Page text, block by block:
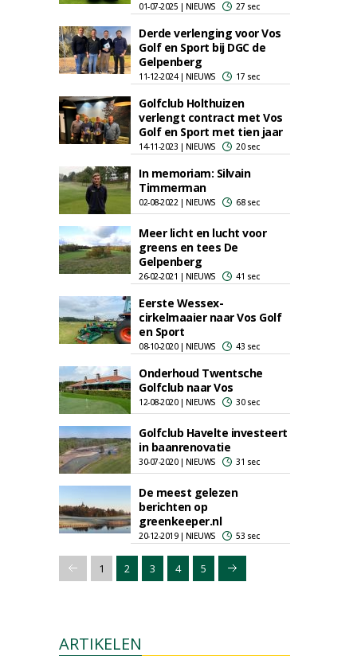
01-07-2025 | NIEUWS 27 sec
Derde verlenging voor Vos
Golf en Sport bij DGC de
Gelpenberg
11-12-2024 | NIEUWS 17 sec
Golfclub Holthuizen
verlengt contract met Vos
Golf en Sport met tien jaar
14-11-2023 | NIEUWS 20 sec
In memoriam: Silvain
Timmerman
02-08-2022 | NIEUWS 68 sec
Meer licht en lucht voor
greens en tees De
Gelpenberg
26-02-2021 | NIEUWS 41 sec
Eerste Wessex-
cirkelmaaier naar Vos Golf
en Sport
08-10-2020 | NIEUWS 43 sec
Onderhoud Twentsche
Golfclub naar Vos
12-08-2020 | NIEUWS 30 sec
Golfclub Havelte investeert
in baanrenovatie
30-07-2020 | NIEUWS 31 sec
De meest gelezen
berichten op
greenkeeper.nl
20-12-2019 | NIEUWS 53 sec
1 2 3 4 5
ARTIKELEN